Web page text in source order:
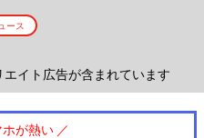
ース
イト広告が含まれています
が熱い ／